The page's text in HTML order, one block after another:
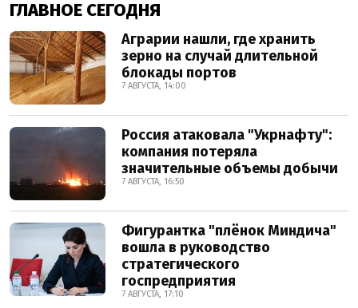
ГЛАВНОЕ СЕГОДНЯ
Аграрии нашли, где хранить
зерно на случай длительной
блокады портов
7 АВГУСТА, 14:00
Россия атаковала "Укрнафту":
компания потеряла
значительные объемы добычи
7 АВГУСТА, 16:50
Фигурантка "плёнок Миндича"
вошла в руководство
стратегического
госпредприятия
7 АВГУСТА, 17:10